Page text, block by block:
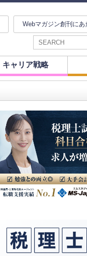
Webマガジン創刊にあ
キャリア戦略